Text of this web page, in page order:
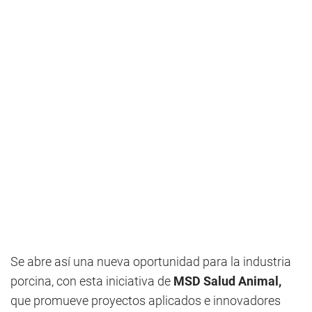
Se abre así una nueva oportunidad para la industria
porcina, con esta iniciativa de MSD Salud Animal,
que promueve proyectos aplicados e innovadores